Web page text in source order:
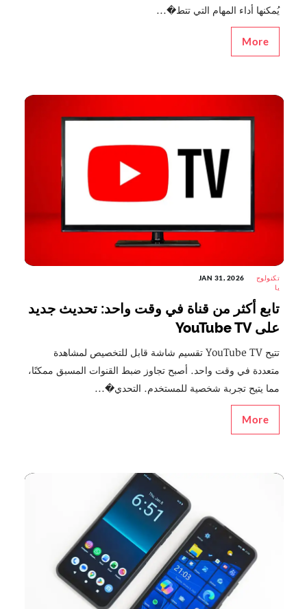
يُمكنها أداء المهام التي تتط�...
More
تكنولوج
يا
JAN 31, 2026
تابع أكثر من قناة في وقت واحد: تحديث جديد
على YouTube TV
تتيح YouTube TV تقسيم شاشة قابل للتخصيص لمشاهدة
متعددة في وقت واحد. أصبح تجاوز ضبط القنوات المسبق ممكنًا،
مما يتيح تجربة شخصية للمستخدم. التحدي�...
More